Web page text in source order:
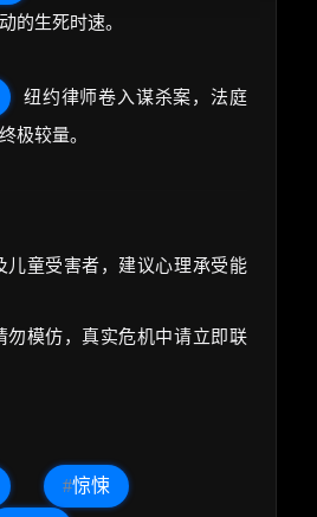
的生死时速。
纽约律师卷入谋杀案，法庭
极较量。
童受害者，建议心理承受能
模仿，真实危机中请立即联
#惊悚